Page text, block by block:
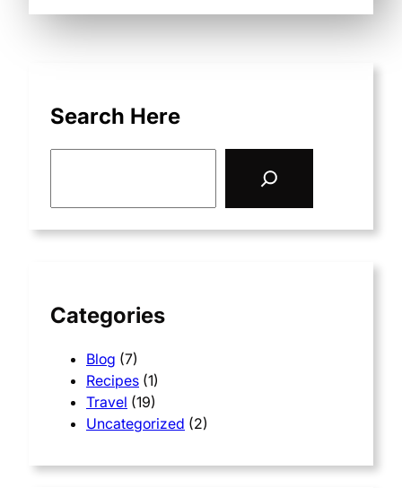
Search Here
Categories
Blog (7)
Recipes (1)
Travel (19)
Uncategorized (2)